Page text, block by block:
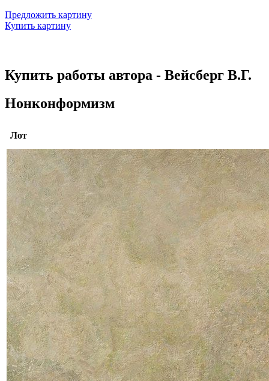
Предложить картину
Купить картину
Купить работы автора - Вейсберг В.Г.
Нонконформизм
Лот